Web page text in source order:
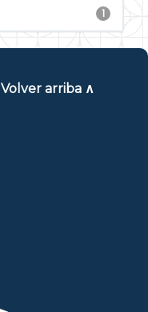
1
Volver arriba ∧